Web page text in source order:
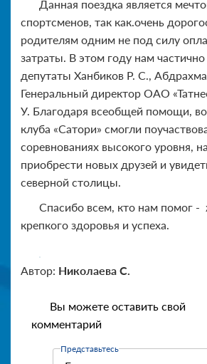
Данная поездка является
спортсменов, так как.очень
родителям одним не под силу
затраты. В этом году нам
депутаты Ханбиков Р. С.,
Генеральный директор ОАО
У. Благодаря всеобщей помощи,
клуба «Сатори» смогли
соревнованиях высокого уровня,
приобрести новых друзей и
северной столицы.
Спасибо всем, кто нам помог
крепкого здоровья и успеха.
Автор: Николаева С.
Вы можете оставить свой
комментарий
Представьтесь